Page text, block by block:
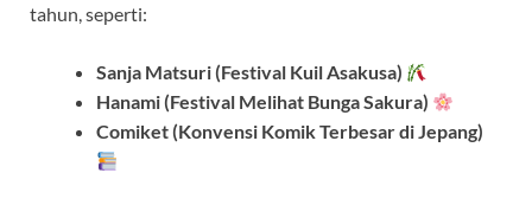
tahun, seperti:
Sanja Matsuri (Festival Kuil Asakusa)
Hanami (Festival Melihat Bunga Sakura)
Comiket (Konvensi Komik Terbesar di Jepang)